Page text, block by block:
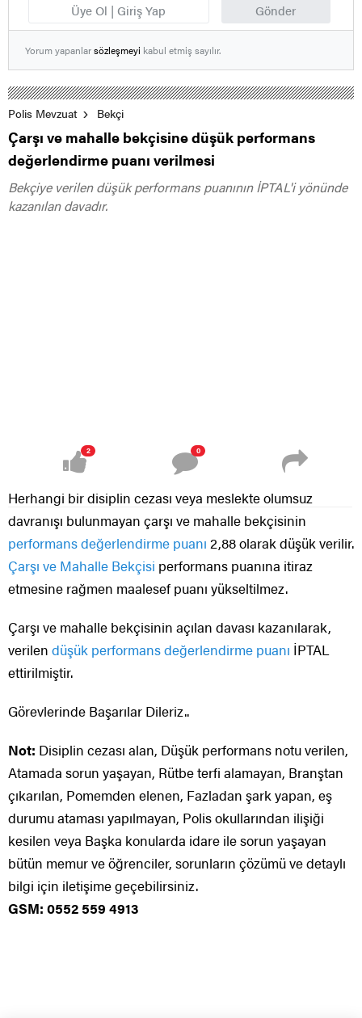
Üye Ol | Giriş Yap Gönder
Yorum yapanlarsözleşmeyi kabul etmiş sayılır.
Polis Mevzuat Bekçi
Çarşı ve mahalle bekçisine düşük performans
değerlendirme puanı verilmesi
Bekçiye verilen düşük performans puanının İPTAL'i yönünde
kazanılan davadır.
2 0
Herhangi bir disiplin cezası veya meslekte olumsuz
davranışı bulunmayan çarşı ve mahalle bekçisinin
performans değerlendirme puanı 2,88 olarak düşük verilir.
Çarşı ve Mahalle Bekçisi performans puanına itiraz
etmesine rağmen maalesef puanı yükseltilmez.
Çarşı ve mahalle bekçisinin açılan davası kazanılarak,
verilen düşük performans değerlendirme puanı İPTAL
ettirilmiştir.
Görevlerinde Başarılar Dileriz..
Not: Disiplin cezası alan, Düşük performans notu verilen,
Atamada sorun yaşayan, Rütbe terfi alamayan, Branştan
çıkarılan, Pomemden elenen, Fazladan şark yapan, eş
durumu ataması yapılmayan, Polis okullarından ilişiği
kesilen veya Başka konularda idare ile sorun yaşayan
bütün memur ve öğrenciler, sorunların çözümü ve detaylı
bilgi için iletişime geçebilirsiniz.
GSM: 0552 559 4913